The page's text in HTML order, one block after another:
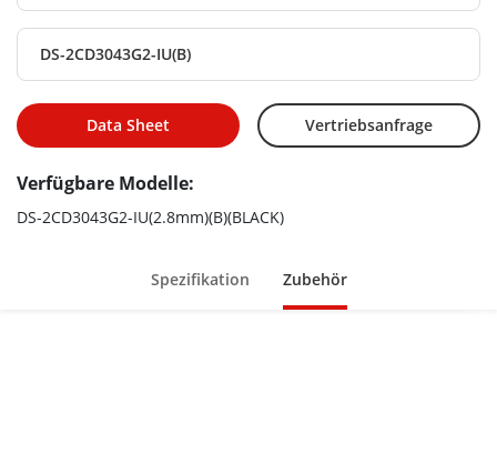
DS-2CD3043G2-IU(B)
Data Sheet Vertriebsanfrage
Verfügbare Modelle:
DS-2CD3043G2-IU(2.8mm)(B)(BLACK)
Spezifikation Zubehör